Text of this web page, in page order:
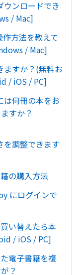
ンロードでき
/ Mac]
方法を教えて
/ Mac]
すか？(無料お
/ iOS / PC]
何冊の本をお
すか？
調整できます
の購入方法
にログインで
い替えたら本
/ iOS / PC]
電子書籍を複
？